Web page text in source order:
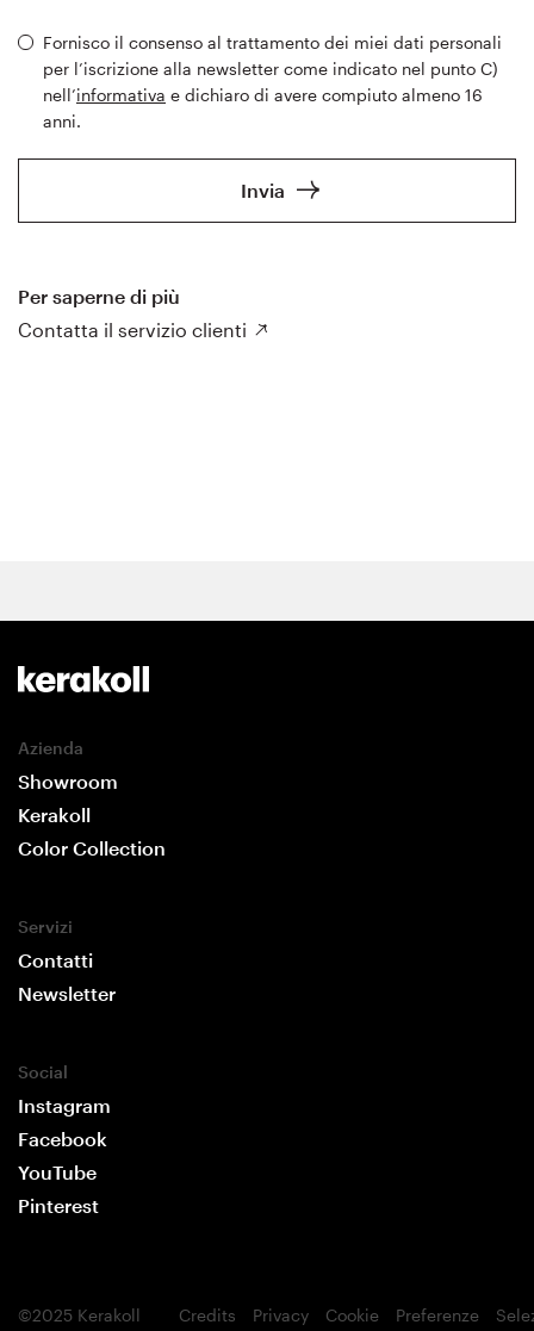
Fornisco il consenso al trattamento dei miei dati personali
per l’iscrizione alla newsletter come indicato nel punto C)
nell’informativa e dichiaro di avere compiuto almeno 16
anni.
Invia
Per saperne di più
Contatta il servizio clienti
Azienda
Showroom
Kerakoll
Color Collection
Servizi
Contatti
Newsletter
Social
Instagram
Facebook
YouTube
Pinterest
©2025 Kerakoll Credits Privacy Cookie Preferenze